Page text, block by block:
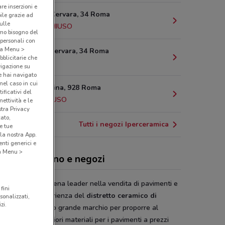
Via Di Tor Cervara, 34 Roma
CHIUSO
Via di Tor Cervara, 34 Roma
10.8 km
Via Laurentina, 928 Roma
15 km
CHIUSO
Tutti i negozi Iperceramica
volantino e negozi
è la catena leader nella vendita di pavimenti e
Dall’esperienza del distretto ceramico di
nasce questo grande marchio per proporre al
pubblico i migliori materiali per i pavimenti a prezzi
inserzioni e
grazie ad
bisogno del
con
Menu >
che
su
hai navigato
caso in cui
del
e le
Privacy
tue
nostra App.
generici e
Menu >
fini